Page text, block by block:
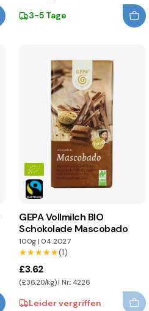
3-5 Tage
GEPA Vollmilch BIO
Schokolade Mascobado
100g|04.2027
★★★★★
★★★★★(1)
£3.62
(£36.20/kg) | Nr.: 4226
Leider vergriffen